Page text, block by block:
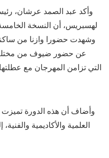
وأكد عبد الصمد عرشان،
لهسبريس، أن النسخة
وشهدت حضورا وازنا من
عن حضور ضيوف من مختلف
التي تزامن المهرجان مع عطلتها
وأضاف أن هذه الدورة تميزت
العلمية والأكاديمية